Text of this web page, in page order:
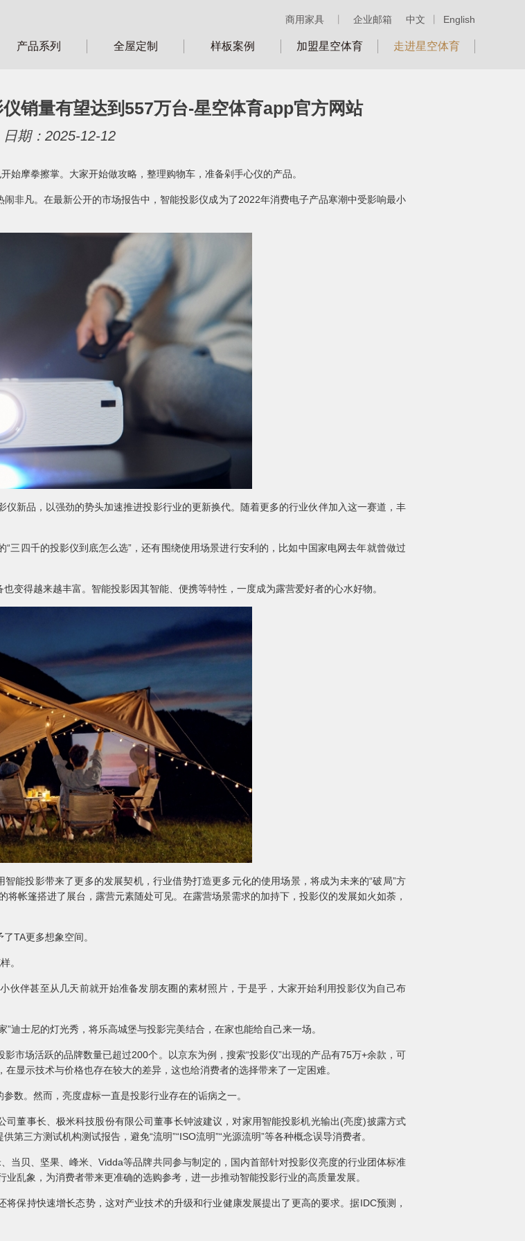
中文 English
商用家具 企业邮箱
产品系列 全屋定制 样板案例 加盟星空体育 走进星空体育
销量有望达到557万台-星空体育app官方网站
日期：2025-12-12
摩拳擦掌。大家开始做攻略，整理购物车，准备剁手心仪的产品。
凡。在最新公开的市场报告中，智能投影仪成为了2022年消费电子产品寒潮中受影响最小
品，以强劲的势头加速推进投影行业的更新换代。随着更多的行业伙伴加入这一赛道，丰
四千的投影仪到底怎么选”，还有围绕使用场景进行安利的，比如中国家电网去年就曾做过
得越来越丰富。智能投影因其智能、便携等特性，一度成为露营爱好者的心水好物。
投影带来了更多的发展契机，行业借势打造更多元化的使用场景，将成为未来的“破局”方
帐篷搭进了展台，露营元素随处可见。在露营场景需求的加持下，投影仪的发展如火如荼，
TA更多想象空间。
。
伴甚至从几天前就开始准备发朋友圈的素材照片，于是乎，大家开始利用投影仪为自己布
士尼的灯光秀，将乐高城堡与投影完美结合，在家也能给自己来一场。
场活跃的品牌数量已超过200个。以京东为例，搜索“投影仪”出现的产品有75万+余款，可
显示技术与价格也存在较大的差异，这也给消费者的选择带来了一定困难。
。然而，亮度虚标一直是投影行业存在的诟病之一。
董事长、极米科技股份有限公司董事长钟波建议，对家用智能投影机光输出(亮度)披露方式
三方测试机构测试报告，避免“流明”“ISO流明”“光源流明”等各种概念误导消费者。
贝、坚果、峰米、Vidda等品牌共同参与制定的，国内首部针对投影仪亮度的行业团体标准
乱象，为消费者带来更准确的选购参考，进一步推动智能投影行业的高质量发展。
持快速增长态势，这对产业技术的升级和行业健康发展提出了更高的要求。据IDC预测，